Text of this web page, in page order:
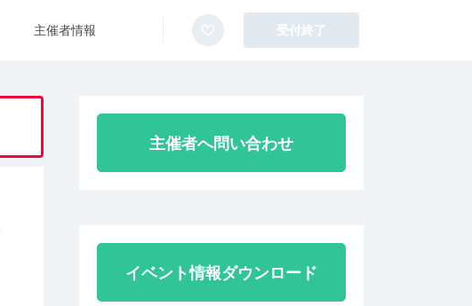
主催者情報 受付終了
主催者へ問い合わせ
イベント情報ダウンロード